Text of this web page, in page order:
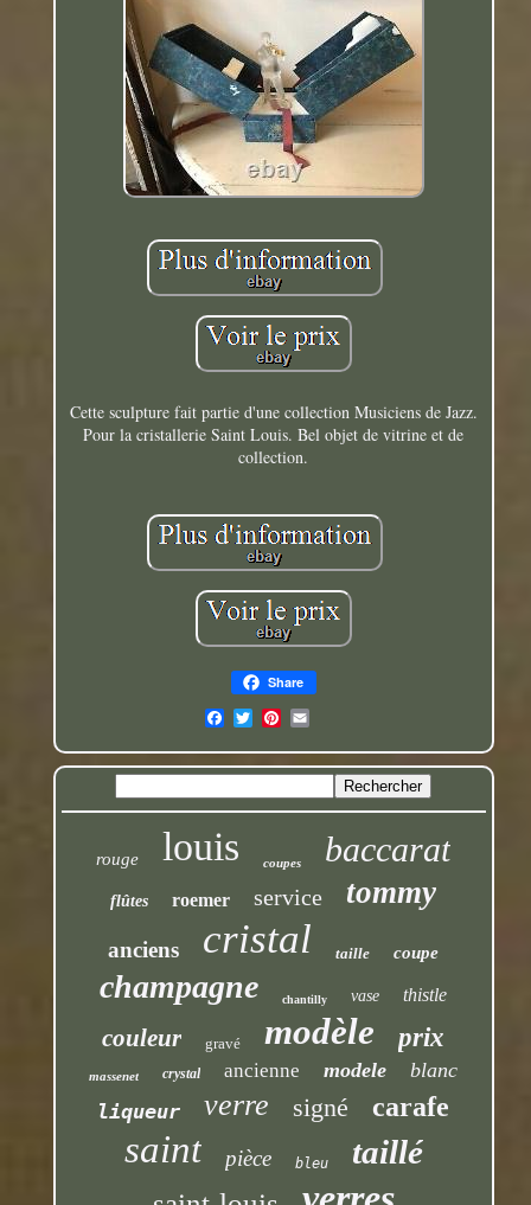
Cette sculpture fait partie d'une collection Musiciens de Jazz.
Pour la cristallerie Saint Louis. Bel objet de vitrine et de
collection.
Share
rouge louis coupes baccarat
flûtes roemer service tommy
anciens cristal taille coupe
champagne chantilly vase thistle
couleur gravé modèle prix
massenet crystal ancienne modele
blanc
liqueur
verre signé carafe
saint pièce bleu taillé